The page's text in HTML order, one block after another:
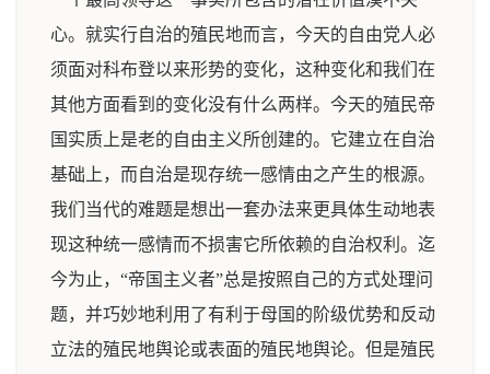
心。就实行自治的殖民地而言，今天的自由党人必
须面对科布登以来形势的变化，这种变化和我们在
其他方面看到的变化没有什么两样。今天的殖民帝
国实质上是老的自由主义所创建的。它建立在自治
基础上，而自治是现存统一感情由之产生的根源。
我们当代的难题是想出一套办法来更具体生动地表
现这种统一感情而不损害它所依赖的自治权利。迄
今为止，“帝国主义者”总是按照自己的方式处理问
题，并巧妙地利用了有利于母国的阶级优势和反动
立法的殖民地舆论或表面的殖民地舆论。但是殖民